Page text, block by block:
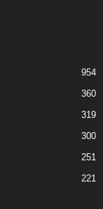
954
360
319
300
251
221